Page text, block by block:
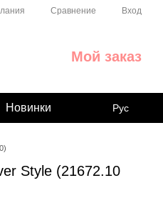
Сравнение Вход
Мой заказ
Новинки Рус
Style (21672.10